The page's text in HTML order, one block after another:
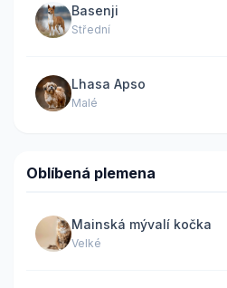
Basenji
Střední
Lhasa Apso
Malé
Oblíbená plemena
Mainská mývalí kočka
Velké